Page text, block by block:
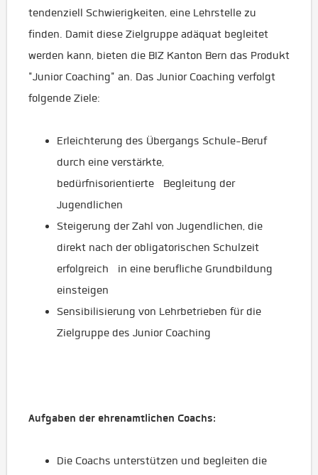
tendenziell Schwierigkeiten, eine Lehrstelle zu
finden. Damit diese Zielgruppe adäquat begleitet
werden kann, bieten die BIZ Kanton Bern das Produkt
"Junior Coaching" an. Das Junior Coaching verfolgt
folgende Ziele:
Erleichterung des Übergangs Schule-Beruf
durch eine verstärkte,
bedürfnisorientierte Begleitung der
Jugendlichen
Steigerung der Zahl von Jugendlichen, die
direkt nach der obligatorischen Schulzeit
erfolgreich in eine berufliche Grundbildung
einsteigen
Sensibilisierung von Lehrbetrieben für die
Zielgruppe des Junior Coaching
Aufgaben der ehrenamtlichen Coachs:
Die Coachs unterstützen und begleiten die